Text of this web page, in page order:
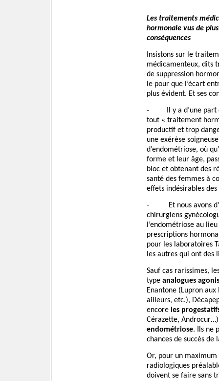
Les traitements
hormonale vus de
conséquences
Insistons sur le
médicamenteux, dits
de suppression
le pour que l’écart
plus évident. Et ses
-
Il y a d’une
tout « traitement
productif et trop
une exérèse
d’endométriose, où
forme et leur âge,
bloc et obtenant des
santé des femmes à
effets indésirables
-
Et nous avons
chirurgiens
l’endométriose au
prescriptions
pour les laboratoires
les autres qui ont des
Sauf cas rarissimes,
type analogues
Enantone (Lupron
ailleurs, etc.),
encore les
Cérazette,
endométriose. Ils ne
chances de succès de
Or, pour un maximum
radiologiques
doivent se faire sans